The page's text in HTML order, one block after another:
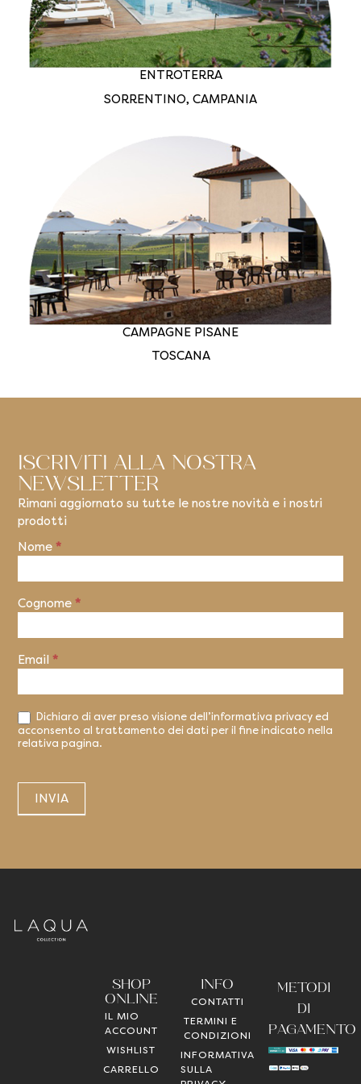
ENTROTERRA
SORRENTINO, CAMPANIA
CAMPAGNE PISANE
TOSCANA
ISCRIVITI ALLA NOSTRA
NEWSLETTER
Rimani aggiornato su tutte le nostre novità e i nostri
prodotti
Newsletter
Nome*
Cognome*
Email*
Dichiaro di aver preso visione dell’informativa privacy ed
acconsento al trattamento dei dati per il fine indicato nella
relativa pagina.
INVIA
SHOP
ONLINE
IL MIO
ACCOUNT
WISHLIST
CARRELLO
INFO
CONTATTI
TERMINI E
CONDIZIONI
INFORMATIVA
SULLA
METODI
DI
PAGAMENTO